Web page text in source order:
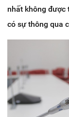
nhất không được
có sự thông qua